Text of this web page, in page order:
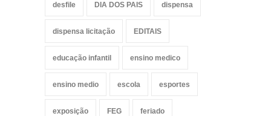
desfile DIA DOS PAIS dispensa
dispensa licitação EDITAIS
educação infantil ensino medico
ensino medio escola esportes
exposição FEG feriado